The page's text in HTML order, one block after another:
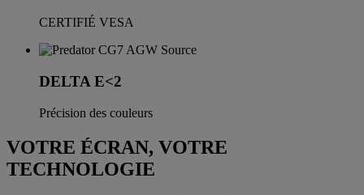
CERTIFIÉ VESA
DELTA E<2
Précision des couleurs
VOTRE ÉCRAN, VOTRE
TECHNOLOGIE